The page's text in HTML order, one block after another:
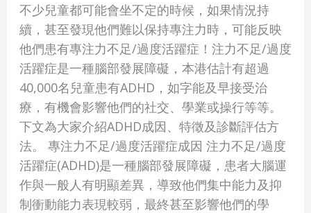
不少兒童都可能會坐不定的時候，如果情況持
續，甚至發現他們難以保持專注力時，可能反映
他們患有專注力不足/過度活躍症！注力不足/過度
活躍症是一種腦部發展障礙，本港估計有超過
40,000名兒童患有ADHD，如字能及早接受治
療，有機會影響他們的社交、學業或操行等等。
下文為大家介紹ADHD成因、特徵及診斷評估方
法。 專注力不足/過度活躍症成因 注力不足/過度
活躍症(ADHD)是一種腦部發展障礙，患者大腦運
作與一般人有明顯差異，導致他們集中能力及抑
制衝動能力表現較弱，最終甚至影響他們的學
時
患
專
注
力
不
足/
過
度
活